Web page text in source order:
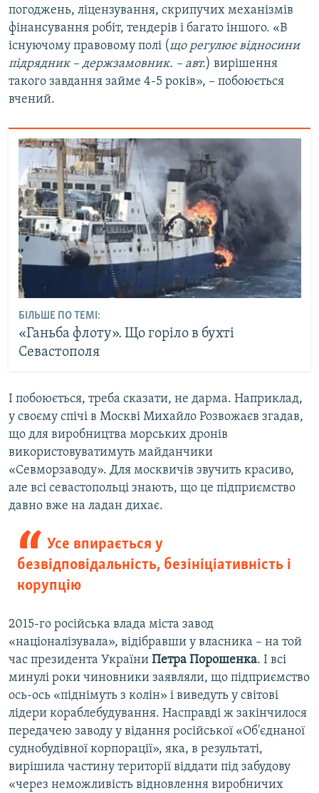
погоджень, ліцензування, скрипучих механізмів
фінансування робіт, тендерів і багато іншого. «В
існуючому правовому полі (що регулює відносини
підрядник – держзамовник. – авт.) вирішення
такого завдання займе 4-5 років», – побоюється
вчений.
БІЛЬШЕ ПО ТЕМІ:
«Ганьба флоту». Що горіло в бухті
Севастополя
І побоюється, треба сказати, не дарма. Наприклад,
у своєму спічі в Москві Михайло Розвожаєв згадав,
що для виробництва морських дронів
використовуватимуть майданчики
«Севморзаводу». Для москвичів звучить красиво,
але всі севастопольці знають, що це підприємство
давно вже на ладан дихає.
Усе впирається у
безвідповідальність, безініціативність і
корупцію
2015-го російська влада міста завод
«націоналізувала», відібравши у власника – на той
час президента України Петра Порошенка. І всі
минулі роки чиновники заявляли, що підприємство
ось-ось «піднімуть з колін» і виведуть у світові
лідери кораблебудування. Насправді ж закінчилося
передачею заводу у відання російської «Об'єднаної
суднобудівної корпорації», яка, в результаті,
вирішила частину території віддати під забудову
«через неможливість відновлення виробничих